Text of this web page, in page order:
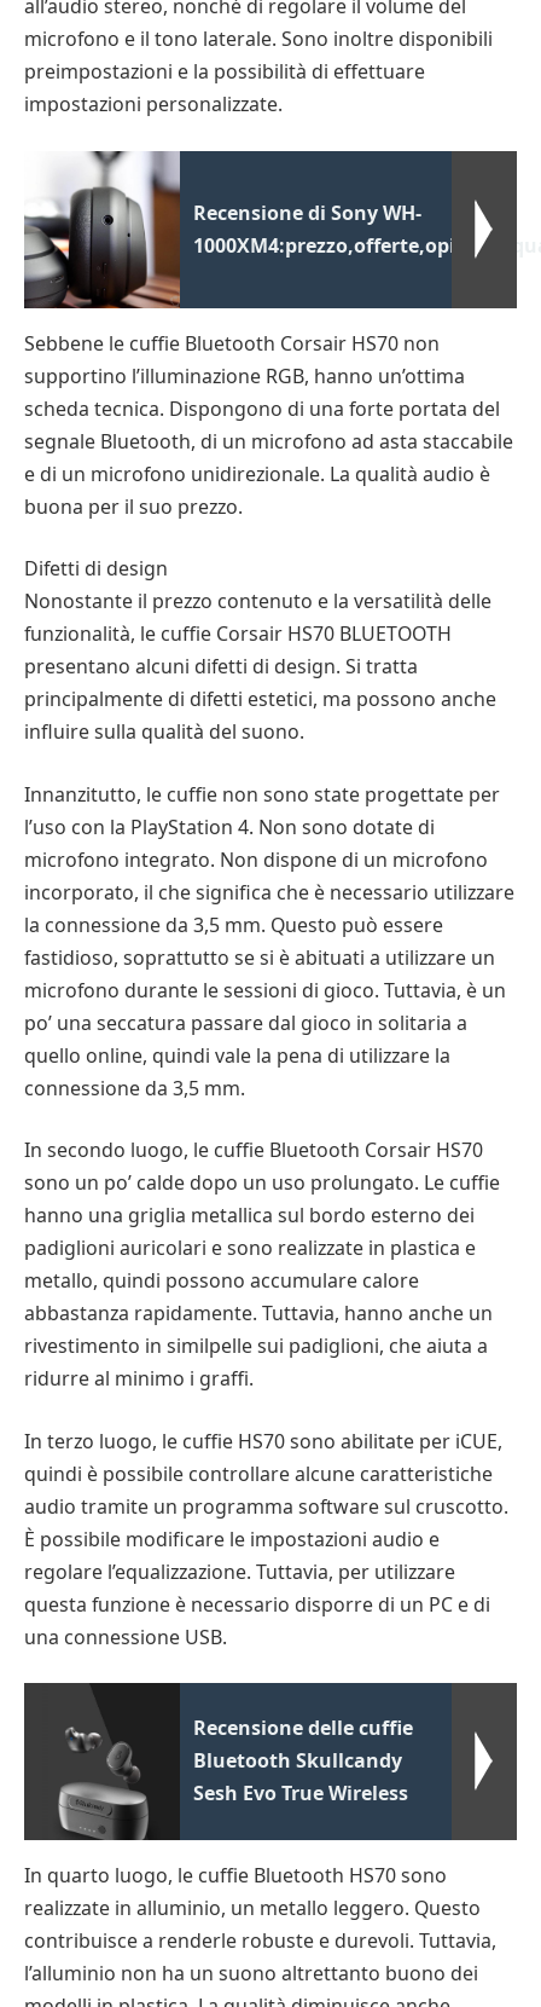
all’audio stereo, nonché di regolare il volume del
microfono e il tono laterale. Sono inoltre disponibili
preimpostazioni e la possibilità di effettuare
impostazioni personalizzate.
Recensione di Sony WH-
Sebbene le cuffie Bluetooth Corsair HS70 non
supportino l’illuminazione RGB, hanno un’ottima
scheda tecnica. Dispongono di una forte portata del
segnale Bluetooth, di un microfono ad asta staccabile
e di un microfono unidirezionale. La qualità audio è
buona per il suo prezzo.
Difetti di design
Nonostante il prezzo contenuto e la versatilità delle
funzionalità, le cuffie Corsair HS70 BLUETOOTH
presentano alcuni difetti di design. Si tratta
principalmente di difetti estetici, ma possono anche
influire sulla qualità del suono.
Innanzitutto, le cuffie non sono state progettate per
l’uso con la PlayStation 4. Non sono dotate di
microfono integrato. Non dispone di un microfono
incorporato, il che significa che è necessario utilizzare
la connessione da 3,5 mm. Questo può essere
fastidioso, soprattutto se si è abituati a utilizzare un
microfono durante le sessioni di gioco. Tuttavia, è un
po’ una seccatura passare dal gioco in solitaria a
quello online, quindi vale la pena di utilizzare la
connessione da 3,5 mm.
In secondo luogo, le cuffie Bluetooth Corsair HS70
sono un po’ calde dopo un uso prolungato. Le cuffie
hanno una griglia metallica sul bordo esterno dei
padiglioni auricolari e sono realizzate in plastica e
metallo, quindi possono accumulare calore
abbastanza rapidamente. Tuttavia, hanno anche un
rivestimento in similpelle sui padiglioni, che aiuta a
ridurre al minimo i graffi.
In terzo luogo, le cuffie HS70 sono abilitate per iCUE,
quindi è possibile controllare alcune caratteristiche
audio tramite un programma software sul cruscotto.
È possibile modificare le impostazioni audio e
regolare l’equalizzazione. Tuttavia, per utilizzare
questa funzione è necessario disporre di un PC e di
una connessione USB.
Recensione delle cuffie
Bluetooth Skullcandy
Sesh Evo True Wireless
In quarto luogo, le cuffie Bluetooth HS70 sono
realizzate in alluminio, un metallo leggero. Questo
contribuisce a renderle robuste e durevoli. Tuttavia,
l’alluminio non ha un suono altrettanto buono dei